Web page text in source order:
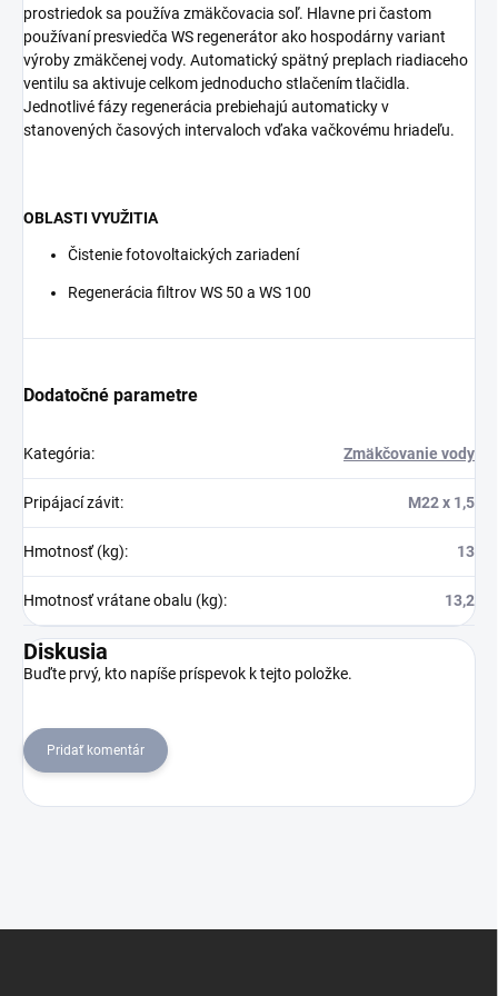
prostriedok sa používa zmäkčovacia soľ. Hlavne pri častom
používaní presviedča WS regenerátor ako hospodárny variant
výroby zmäkčenej vody. Automatický spätný preplach riadiaceho
ventilu sa aktivuje celkom jednoducho stlačením tlačidla.
Jednotlivé fázy regenerácia prebiehajú automaticky v
stanovených časových intervaloch vďaka vačkovému hriadeľu.
OBLASTI VYUŽITIA
Čistenie fotovoltaických zariadení
Regenerácia filtrov WS 50 a WS 100
Dodatočné parametre
Kategória: Zmäkčovanie vody
Pripájací závit: M22 x 1,5
Hmotnosť (kg): 13
Hmotnosť vrátane obalu (kg): 13,2
Diskusia
Buďte prvý, kto napíše príspevok k tejto položke.
Pridať komentár